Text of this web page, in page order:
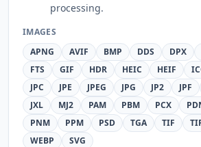
processing.
IMAGES
APNG
AVIF BMP DDS DPX
FTS
GIF HDR HEIC HEIF
JPC
JPE JPEG JPG JP2 JPF
JXL
MJ2 PAM PBM PCX
PNM
PPM PSD TGA TIF
WEBP
SVG